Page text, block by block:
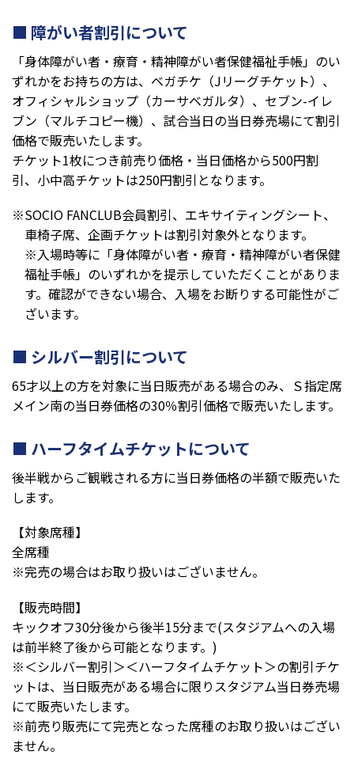
障がい者割引について
「身体障がい者・療育・精神障がい者保健福祉手帳」のい
ずれかをお持ちの方は、ベガチケ（Jリーグチケット）、
オフィシャルショップ（カーサベガルタ）、セブン-イレ
ブン（マルチコピー機）、試合当日の当日券売場にて割引
価格で販売いたします。
チケット1枚につき前売り価格・当日価格から500円割
引、小中高チケットは250円割引となります。
※SOCIO FANCLUB会員割引、エキサイティングシート、
車椅子席、企画チケットは割引対象外となります。
※入場時等に「身体障がい者・療育・精神障がい者保健
福祉手帳」のいずれかを提示していただくことがありま
す。確認ができない場合、入場をお断りする可能性がご
ざいます。
シルバー割引について
65才以上の方を対象に当日販売がある場合のみ、Ｓ指定席
メイン南の当日券価格の30％割引価格で販売いたします。
ハーフタイムチケットについて
後半戦からご観戦される方に当日券価格の半額で販売いた
します。
【対象席種】
全席種
※完売の場合はお取り扱いはございません。
【販売時間】
キックオフ30分後から後半15分まで(スタジアムへの入場
は前半終了後から可能となります。)
※＜シルバー割引＞＜ハーフタイムチケット＞の割引チケ
ットは、当日販売がある場合に限りスタジアム当日券売場
にて販売いたします。
※前売り販売にて完売となった席種のお取り扱いはござい
ません。